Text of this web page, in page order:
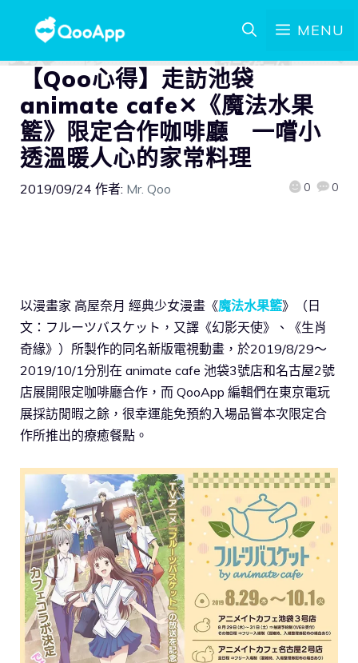
MENU
【Qoo心得】走訪池袋
animate cafe✕《魔法水果
籃》限定合作咖啡廳 一嚐小
透溫暖人心的家常料理
2019/09/24 作者: Mr. Qoo 0 0
以漫畫家 高屋奈月 經典少女漫畫《魔法水果籃》（日
文：フルーツバスケット，又譯《幻影天使》、《生肖
奇緣》）所製作的同名新版電視動畫，於2019/8/29～
2019/10/1分別在 animate cafe 池袋3號店和名古屋2號
店展開限定咖啡廳合作，而 QooApp 編輯們在東京電玩
展採訪閒暇之餘，很幸運能免預約入場品嘗本次限定合
作所推出的療癒餐點。